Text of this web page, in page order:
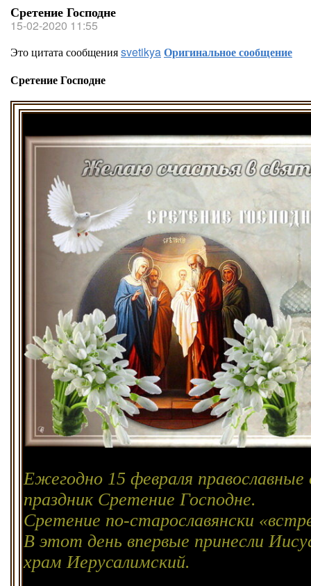
Сретение Господне
15-02-2020 11:55
Это цитата сообщенияsvetikyaОригинальное сообщение
Сретение Господне
Ежегодно 15 февраля
праздник Сретение Господне.
Сретение по-старославянски
В этот день впервые принесли
храм Иерусалимский.